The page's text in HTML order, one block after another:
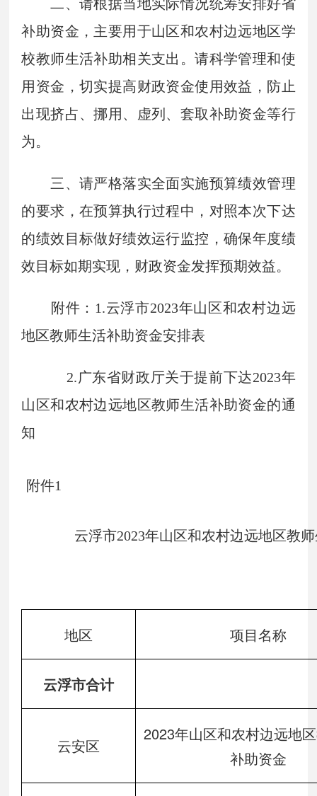
二、请根据当地实际情况统筹安排好省
补助资金，主要用于山区和农村边远地区学
校教师生活补助相关支出。请科学管理和使
用资金，切实提高财政资金使用效益，防止
出现挤占、挪用、虚列、套取补助资金等行
为。
三、请严格落实全面实施预算绩效管理
的要求，在预算执行过程中，对照本次下达
的绩效目标做好绩效运行监控，确保年度绩
效目标如期实现，财政资金发挥预期效益。
附件：1.云浮市2023年山区和农村边远
地区教师生活补助资金安排表
2.广东省财政厅关于提前下达2023年
山区和农村边远地区教师生活补助资金的通
知
附件1
云浮市2023年山区和农村边远地区教
地区 项目名称
云浮市合计
云安区
2023年山区和农村边远地
补助资金